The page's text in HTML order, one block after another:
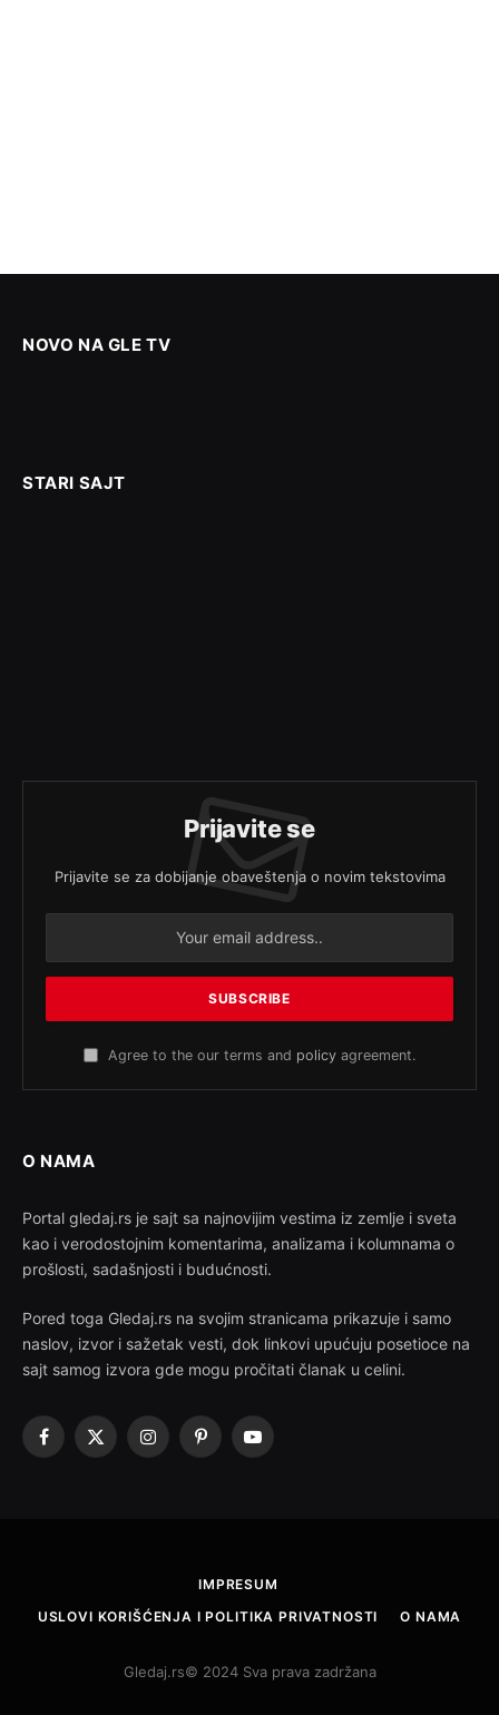
NOVO NA GLE TV
STARI SAJT
Prijavite se
Prijavite se za dobijanje obaveštenja o novim tekstovima
Agree to the our terms and policy agreement.
O NAMA
Portal gledaj.rs je sajt sa najnovijim vestima iz zemlje i sveta
kao i verodostojnim komentarima, analizama i kolumnama o
prošlosti, sadašnjosti i budućnosti.
Pored toga Gledaj.rs na svojim stranicama prikazuje i samo
naslov, izvor i sažetak vesti, dok linkovi upućuju posetioce na
sajt samog izvora gde mogu pročitati članak u celini.
Facebook
X
InstagramPinterestYouTube
IMPRESUM
USLOVI KORIŠĆENJA I POLITIKA PRIVATNOSTI
O NAMA
Gledaj.rs© 2024 Sva prava zadržana